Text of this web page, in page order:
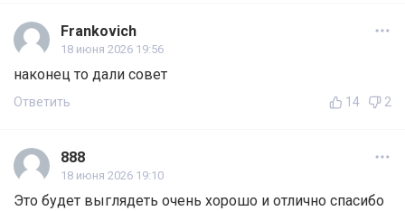
Frankovich
18 июня 2026 19:56
наконец то дали совет
Ответить 14 2
888
18 июня 2026 19:10
Это будет выглядеть очень хорошо и отлично спасибо